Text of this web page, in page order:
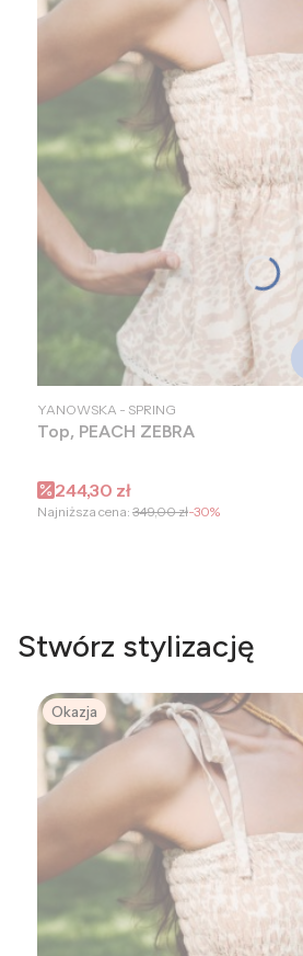
PRODUCENT
YANOWSKA - SPRING
Top, PEACH ZEBRA
Cena promocyjna
244,30 zł
Najniższa cena: 349,00 zł-30%
Stwórz stylizację
Okazja